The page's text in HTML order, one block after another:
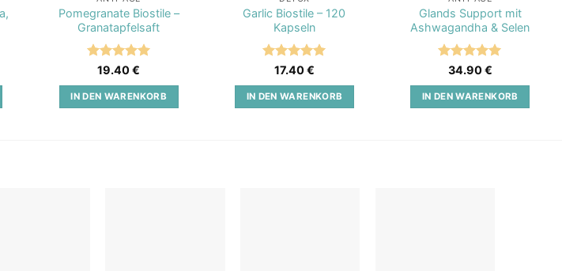
Pomegranate Biostile –
Granatapfelsaft
Bewertet
5
19.40€
IN DEN WARENKORB
Garlic Biostile – 120
Kapseln
Bewertet
5
17.40€
IN DEN WARENKORB
Glands Support mit
Ashwagandha & Selen
Bewertet
5
34.90€
IN DEN WARENKORB